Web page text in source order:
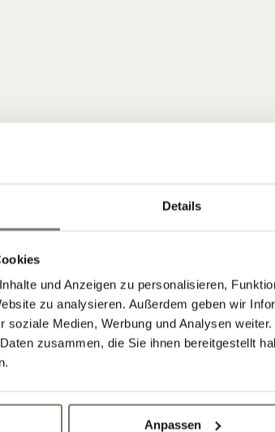
Details
und Anzeigen zu personalisieren,
zu analysieren. Außerdem geben wir
soziale Medien, Werbung und Analysen
zusammen, die Sie ihnen bereitgestellt
Anpassen
die Neuigkeiten vom Stroblhof
aus unserem Weinhotel
abonnieren: